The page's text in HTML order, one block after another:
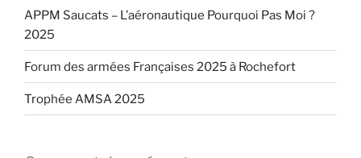
APPM Saucats – L’aéronautique Pourquoi Pas Moi ?
2025
Forum des armées Françaises 2025 à Rochefort
Trophée AMSA 2025